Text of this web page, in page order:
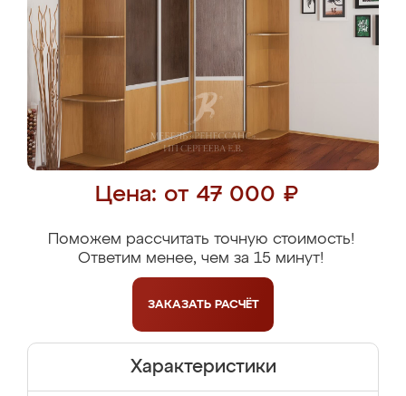
Цена: от 47 000 ₽
Поможем рассчитать точную стоимость!
Ответим менее, чем за 15 минут!
ЗАКАЗАТЬ РАСЧЁТ
Характеристики